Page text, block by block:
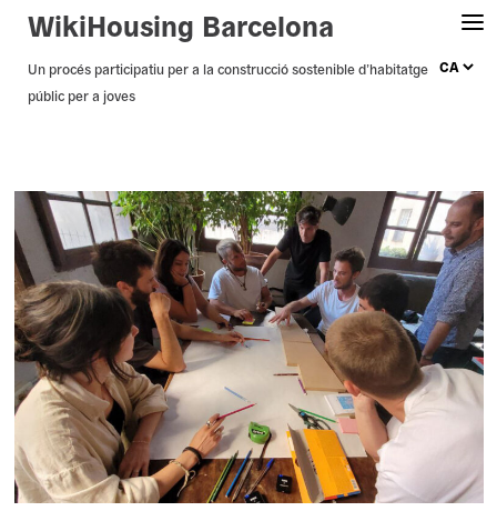
Skip
WikiHousing Barcelona
Un procés participatiu per a la construcció sostenible d’habitatge
públic per a joves